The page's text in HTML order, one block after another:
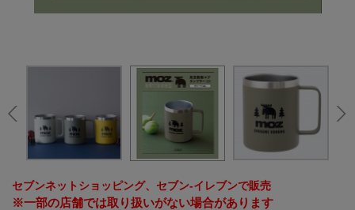
セブンネットショッピング、セブン‐イレブンで販売
※一部の店舗では取り扱いがない場合があります